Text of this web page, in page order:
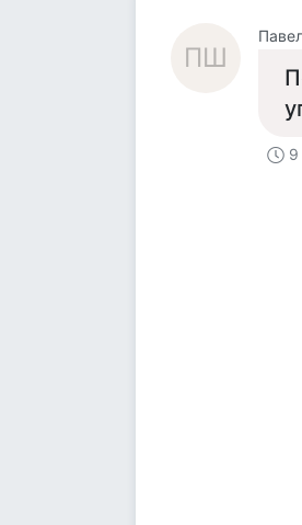
ПШ
9